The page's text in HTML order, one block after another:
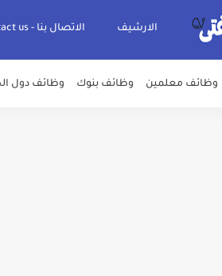
الارشيف الاتصال بنا - Contact us
وظائف معلمين وظائف بنوك وظائف دول